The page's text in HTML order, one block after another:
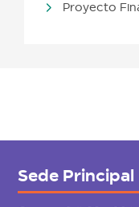
Proyecto
Sede Principal